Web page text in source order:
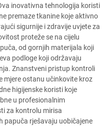
inovativna tehnologija koristi
premaze tkanine koje aktivno
sigurnije i zdravije uvjete za
proteže se na cijelu
od gornjih materijala koji
podloge koji održavaju
Znanstveni pristup kontroli
mjere ostanu učinkovite kroz
higijenske koristi koje
u profesionalnim
za kontrolu mirisa
papuča rješavaju uobičajene